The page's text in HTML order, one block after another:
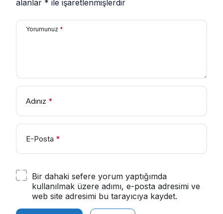
alanlar * ile işaretlenmişlerdir
Yorumunuz *
Adınız *
E-Posta *
Bir dahaki sefere yorum yaptığımda
kullanılmak üzere adımı, e-posta adresimi ve
web site adresimi bu tarayıcıya kaydet.